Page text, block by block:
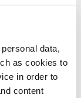
data,
as cookies to
in order to
content
elegido dos
resuelto y
imitación
baño de los